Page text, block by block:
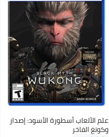
علم الألعاب أسطورة الأسود: إصدار
وكونغ الفاخر